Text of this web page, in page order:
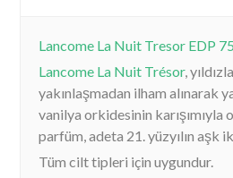
Lancome La Nuit Tresor EDP
Lancome La Nuit Trésor,
yakınlaşmadan ilham alınarak
vanilya orkidesinin karışımıyla
parfüm, adeta 21. yüzyılın aşk
Tüm cilt tipleri için uygundur.